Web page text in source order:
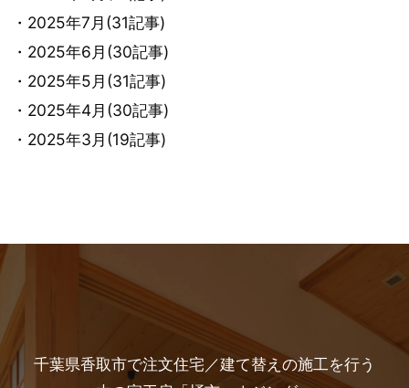
・2025年7月(31記事)
・2025年6月(30記事)
・2025年5月(31記事)
・2025年4月(30記事)
・2025年3月(19記事)
千葉県香取市で注文住宅／建て替えの施工を行う